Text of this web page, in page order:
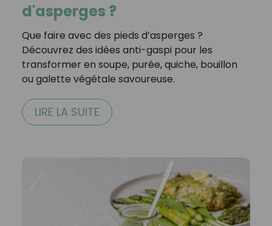
d'asperges ?
Que faire avec des pieds d’asperges ?
Découvrez des idées anti-gaspi pour les
transformer en soupe, purée, quiche, bouillon
ou galette végétale savoureuse.
LIRE LA SUITE